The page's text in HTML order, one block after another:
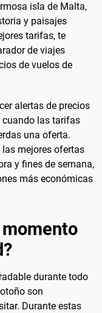
isla de Malta,
y paisajes
tarifas, te
de viajes
de vuelos de
alertas de precios
cuando las tarifas
una oferta.
mejores ofertas
y fines de semana,
más económicas
durante todo
son
Durante estas